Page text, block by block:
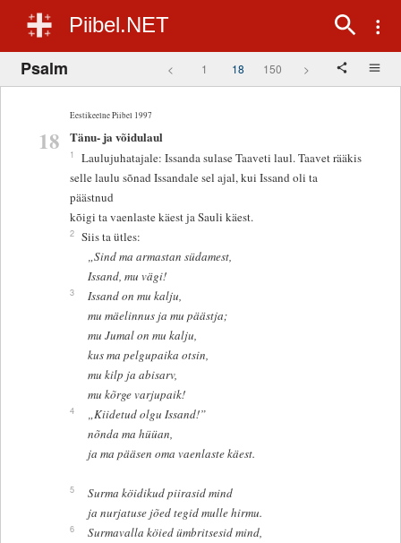
Piibel.NET
Psalm < 1 18 150 >
Eestikeelne Piibel 1997
18 Tänu- ja võidulaul
1
Laulujuhatajale: Issanda sulase Taaveti laul. Taavet rääkis
selle laulu sõnad Issandale sel ajal, kui Issand oli ta
päästnud
kõigi ta vaenlaste käest ja Sauli käest.
2 Siis ta ütles:
„Sind ma armastan südamest,
Issand, mu vägi!
3
Issand on mu kalju,
mu mäelinnus ja mu päästja;
mu Jumal on mu kalju,
kus ma pelgupaika otsin,
mu kilp ja abisarv,
mu kõrge varjupaik!
4
„Kiidetud olgu Issand!”
nõnda ma hüüan,
ja ma pääsen oma vaenlaste käest.
5
Surma köidikud piirasid mind
ja nurjatuse jõed tegid mulle hirmu.
6
Surmavalla köied ümbritsesid mind,